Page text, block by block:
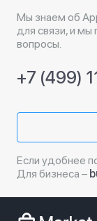
Мы знаем об
для связи, и мы
вопросы.
+7 (499)
Если удобнее
Для бизнеса –